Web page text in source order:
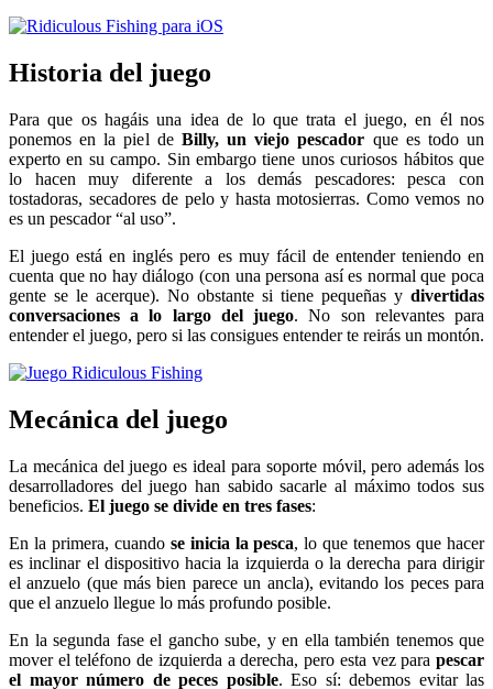
Historia del juego
Para que os hagáis una idea de lo que trata el juego, en él nos
ponemos en la piel deBilly, un viejo pescador que es todo un
experto en su campo. Sin embargo tiene unos curiosos hábitos que
lo hacen muy diferente a los demás pescadores: pesca con
tostadoras, secadores de pelo y hasta motosierras. Como vemos no
es un pescador “al uso”.
El juego está en inglés pero es muy fácil de entender teniendo en
cuenta que no hay diálogo (con una persona así es normal que poca
gente se le acerque). No obstante si tiene pequeñas y divertidas
conversaciones a lo largo del juego. No son relevantes para
entender el juego, pero si las consigues entender te reirás un montón.
Mecánica del juego
La mecánica del juego es ideal para soporte móvil, pero además los
desarrolladores del juego han sabido sacarle al máximo todos sus
beneficios. El juego se divide en tres fases:
En la primera, cuando se inicia la pesca, lo que tenemos que hacer
es inclinar el dispositivo hacia la izquierda o la derecha para dirigir
el anzuelo (que más bien parece un ancla), evitando los peces para
que el anzuelo llegue lo más profundo posible.
En la segunda fase el gancho sube, y en ella también tenemos que
mover el teléfono de izquierda a derecha, pero esta vez para pescar
el mayor número de peces posible. Eso sí: debemos evitar las